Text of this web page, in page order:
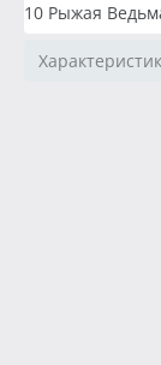
10 Рыжая